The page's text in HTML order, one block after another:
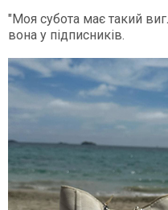
"Моя субота має такий
вона у підписників.